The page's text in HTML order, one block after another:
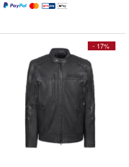
- 17%